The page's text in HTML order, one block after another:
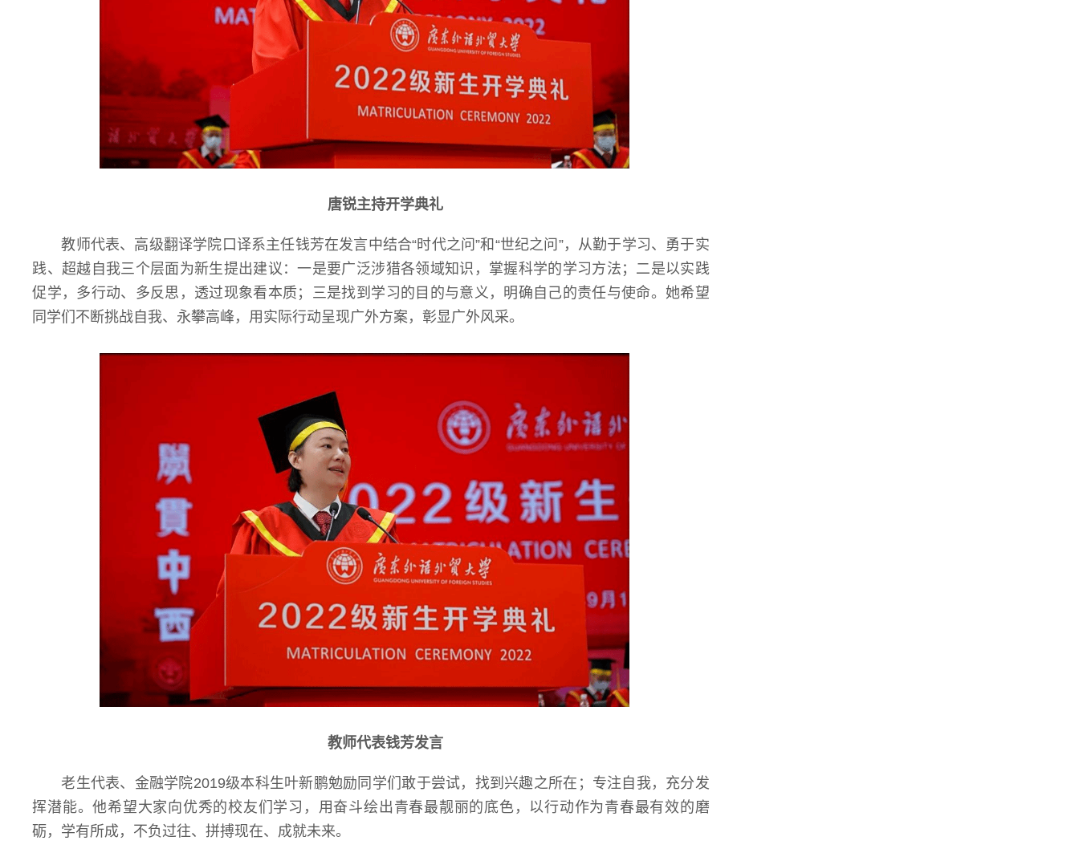
唐锐主持开学典礼
教师代表、高级翻译学院口译系主任钱芳在发言中结合“时代之问”和“世纪之问”，从勤于学习、勇于实
践、超越自我三个层面为新生提出建议：一是要广泛涉猎各领域知识，掌握科学的学习方法；二是以实践
促学，多行动、多反思，透过现象看本质；三是找到学习的目的与意义，明确自己的责任与使命。她希望
同学们不断挑战自我、永攀高峰，用实际行动呈现广外方案，彰显广外风采。
教师代表钱芳发言
老生代表、金融学院2019级本科生叶新鹏勉励同学们敢于尝试，找到兴趣之所在；专注自我，充分发
挥潜能。他希望大家向优秀的校友们学习，用奋斗绘出青春最靓丽的底色，以行动作为青春最有效的磨
砺，学有所成，不负过往、拼搏现在、成就未来。